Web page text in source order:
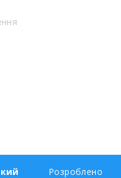
Розроблено